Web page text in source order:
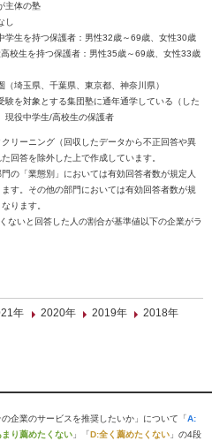
主体の塾
し
学生を持つ保護者：男性32歳～69歳、女性30歳
校生を持つ保護者：男性35歳～69歳、女性33歳
（埼玉県、千葉県、東京都、神奈川県）
験を対象とする集団塾に通年通学している（した
現役中学生/高校生の保護者
リーニング（回収したデータから不正回答や異
回答を除外した上で作成しています。
の「業態別」においては有効回答者数が規定人
す。その他の部門においては有効回答者数が規
ります。
いと回答した人の割合が基準値以下の企業がラ
年 2020年 2019年
2018年
企業のサービスを推奨したいか」について「A:
まり薦めたくない 」「D:全く薦めたくない 」の4段